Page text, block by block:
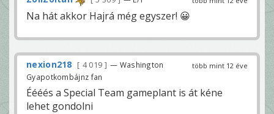
Na hát akkor Hajrá még egyszer! 😀
több mint 12 éve
nexion218 4 019
— Washington
Gyapotkombájnz fan
Éééés a Special Team gameplant is át kéne
lehet gondolni